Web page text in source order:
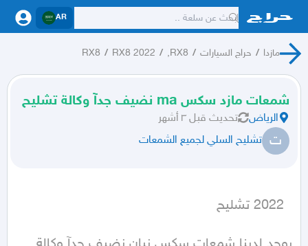
AR
مازدا / حراج السيارات /
RX8,
/
RX8 2022
/
RX8
شمعات مازد سكس ma نضيف جدآ وكالة تشليح
الرياض تحديث قبل ٣ أشهر
ت تشليح السلي لجميع الشمعات